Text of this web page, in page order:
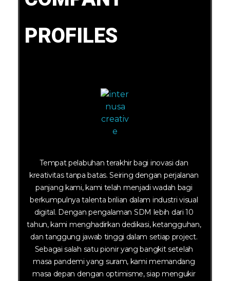
PROFILES
Tempat pelabuhan terakhir bagi inovasi dan
kreativitas tanpa batas. Seiring dengan perjalanan
panjang kami, kami telah menjadi wadah bagi
berkumpulnya talenta brilian dalam industri visual
digital. Dengan pengalaman SDM lebih dari 10
tahun, kami menghadirkan dedikasi, ketangguhan,
dan tanggung jawab tinggi dalam setiap project.
Sebagai salah satu pionir yang bangkit setelah
masa pandemi yang suram, kami memandang
masa depan dengan optimisme, siap mengukir